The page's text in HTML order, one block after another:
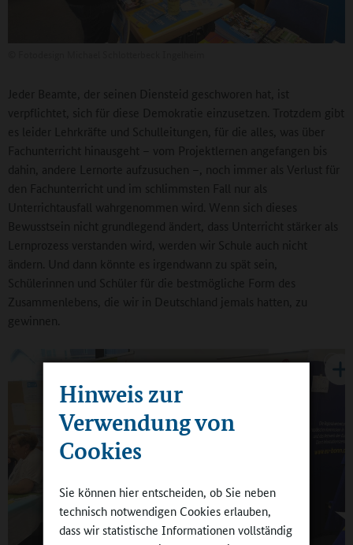
Hinweis zur
Verwendung von
Cookies
Sie können hier entscheiden, ob Sie neben
technisch notwendigen Cookies erlauben,
dass wir statistische Informationen vollständig
Jeder Beamte, der seinen Diensteid geschworen hat, ist
verpflichtet, sich für diese Demokratie einzusetzen. Trotzdem gibt
es leider Lehrkräfte und Schulleitungen, für die alles, was über
Fachunterricht hinausgeht – vom Projektlernen angefangen bis
dahin, andere Lernorte aufzusuchen –, noch immer als Verlust für
den Fachunterricht und im schlimmsten Fall nur als
Unterrichtausfall wahrgenommen wird. Wenn sich dieses
Bewusstsein nicht grundlegend ändert, dass Unterricht stärker als
Lernprozess verstanden wird, werden wir Schule auch nicht
ändern. Und dann könnte es irgendwann zu spät sein,
Schülerinnen und Schüler für die bestmögliche Form des
Zusammenlebens, die wir in Deutschland jemals hatten, zu
gewinnen.